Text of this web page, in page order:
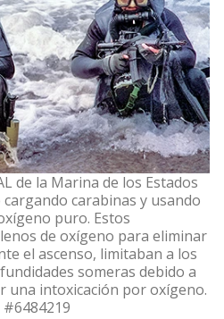
de la Marina de los Estados
carabinas y usando
puro. Estos
de oxígeno para eliminar
el ascenso, limitaban a los
someras debido a
una intoxicación por oxígeno.